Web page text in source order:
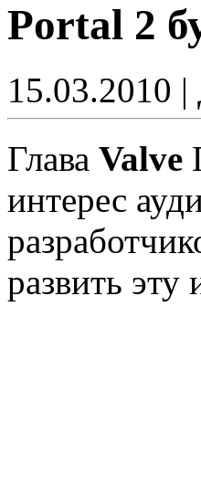
Portal 2
15.03.2010 |
Глава Valve
интерес
развить